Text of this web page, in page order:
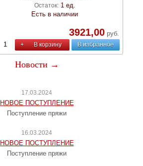
Остаток: 1 ед.
Есть в наличии
3921,00руб.
+ В корзину В избранное
Новости →
17.03.2024
НОВОЕ ПОСТУПЛЕНИЕ
Поступление пряжи
16.03.2024
НОВОЕ ПОСТУПЛЕНИЕ
Поступление пряжи